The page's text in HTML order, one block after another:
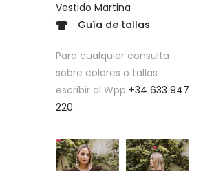
Vestido Martina
Guía de tallas
Para cualquier consulta
sobre colores o tallas
escribir al Wpp +34 633 947
220